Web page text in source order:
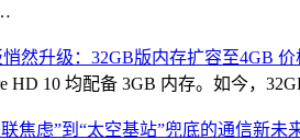
然升级：32GB版内存扩容至4GB
HD 10 均配备 3GB 内存。如今，
焦虑”到“太空基站”兜底的通信新未